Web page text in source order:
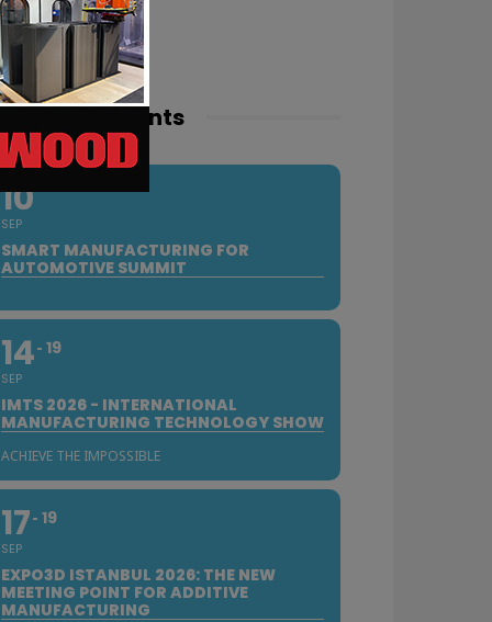
events
10
SEP
SMART MANUFACTURING FOR
AUTOMOTIVE SUMMIT
14
SEP
19
IMTS 2026 - INTERNATIONAL
MANUFACTURING TECHNOLOGY SHOW
ACHIEVE THE IMPOSSIBLE
17
SEP
19
EXPO3D ISTANBUL 2026: THE NEW
MEETING POINT FOR ADDITIVE
MANUFACTURING